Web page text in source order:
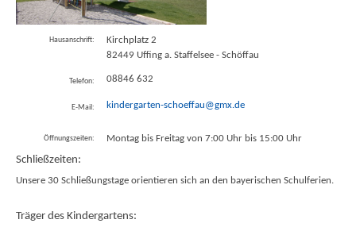
Hausanschrift:
Kirchplatz 2
82449 Uffing a. Staffelsee - Schöffau
Telefon: 08846 632
E-Mail: kindergarten-schoeffau@gmx.de
Öffnungszeiten: Montag bis Freitag von 7:00 Uhr bis 15:00 Uhr
Schließzeiten:
Unsere 30 Schließungstage orientieren sich an den bayerischen Schulferien.
Träger des Kindergartens: